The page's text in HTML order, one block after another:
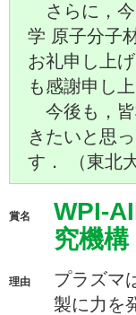
さらに，今
学 原子分子
お礼申し上
も感謝申し
今後も，皆
きたいと思
す． （東北
賞名
WPI-
究機
理由
プラズマ
製に力を